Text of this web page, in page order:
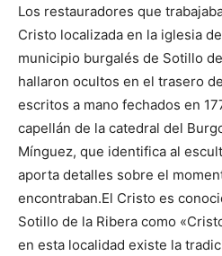
Los restauradores que
Cristo localizada en la iglesia
municipio burgalés de Sotillo
hallaron ocultos en el trasero
escritos a mano fechados en
capellán de la catedral del
Mínguez, que identifica al
aporta detalles sobre el
encontraban.El Cristo es
Sotillo de la Ribera como
en esta localidad existe la